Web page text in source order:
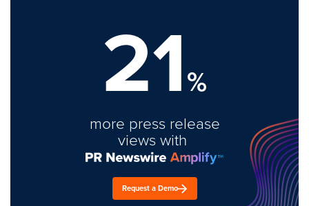
21%
more press release
views with
Request a Demo